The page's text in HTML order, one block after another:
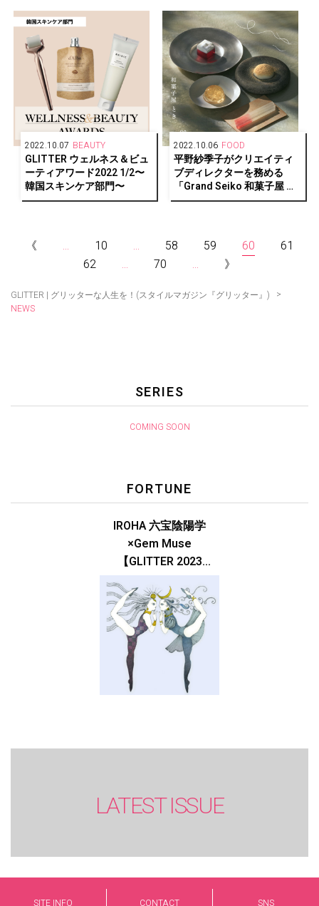
す」
2022.10.07 BEAUTY
GLITTER ウェルネス＆ビュ
ーティアワード2022 1/2〜
韓国スキンケア部門〜
2022.10.06 FOOD
平野紗季子がクリエイティ
ブディレクターを務める
「Grand Seiko 和菓⼦屋 と
き」が原宿に期間限定オー
《 ... 10 ... 58 59 60
61
62
... 70 ... 》
GLITTER | グリッターな人生を！(スタイルマガジン『グリッター』)
>
NEWS
SERIES
COMING SOON
FORTUNE
IROHA 六宝陰陽学
×Gem Muse
【GLITTER 2023
SUMMER issue】
LATEST ISSUE
SITE INFO CONTACT SNS